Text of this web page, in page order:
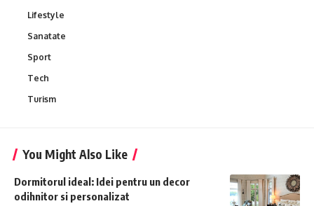
Lifestyle
Sanatate
Sport
Tech
Turism
You Might Also Like
Dormitorul ideal: Idei pentru un decor
odihnitor si personalizat